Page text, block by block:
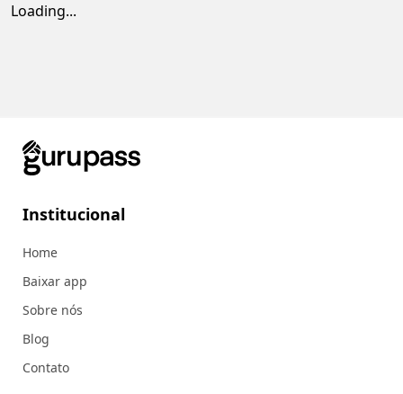
Loading...
Institucional
Home
Baixar app
Sobre nós
Blog
Contato